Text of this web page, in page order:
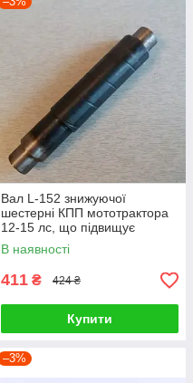
Вал L-152 знижуючої
шестерні КПП мототрактора
12-15 лс, що підвищує
В наявності
411 ₴ 424 ₴
Купити
–3%